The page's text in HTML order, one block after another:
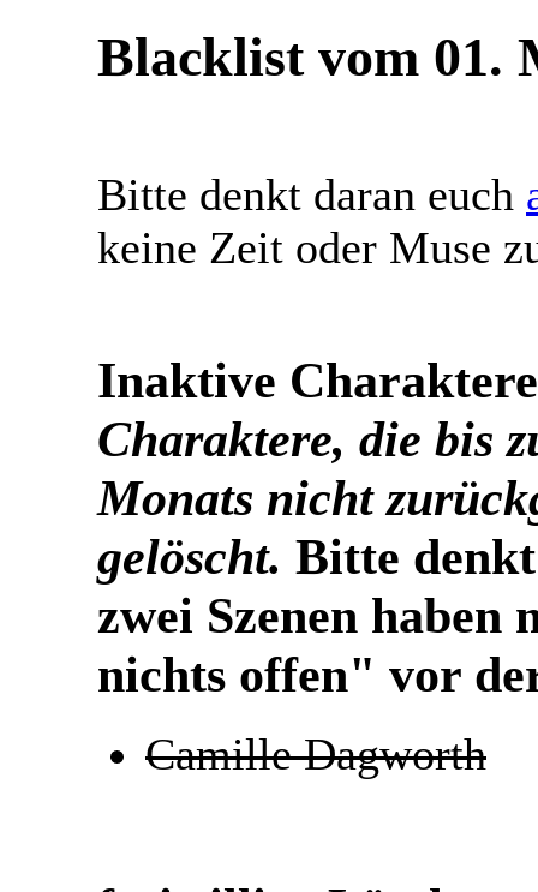
Blacklist vom 01.
Bitte denkt daran euch
keine Zeit oder Muse
Inaktive Charaktere
Charaktere, die bis
Monats nicht
gelöscht. Bitte
zwei Szenen
nichts offen" vor
Camille Dagworth